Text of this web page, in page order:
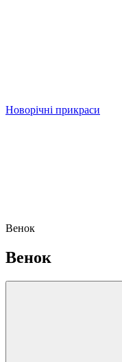
Новорічні прикраси
Венок
Венок